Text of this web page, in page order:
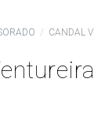
CANDAL